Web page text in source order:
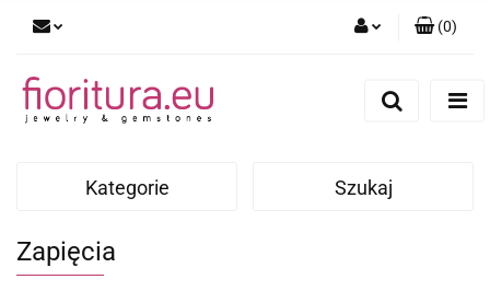
(0)
Kategorie Szukaj
Zapięcia